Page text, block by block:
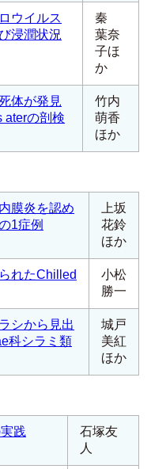
ウイルス
浸潤状況
秦
葉奈
子ほ
か
体が発見
aterの剖検
竹内
萌香
ほか
膜炎を認め
1症例
上坂
花鈴
ほか
れたChilled
小松
勝一
シから見出
科シラミ類
城戸
美紅
ほか
践
石塚友
人